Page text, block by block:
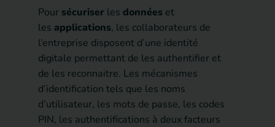
Pour sécuriser les données et
les applications, les collaborateurs de
l’entreprise disposent d’une identité
digitale permettant de les authentifier et
de les reconnaitre. Les mécanismes
d’identification tels que les noms
d’utilisateur, les mots de passe, les codes
PIN, les authentifications à deux facteurs